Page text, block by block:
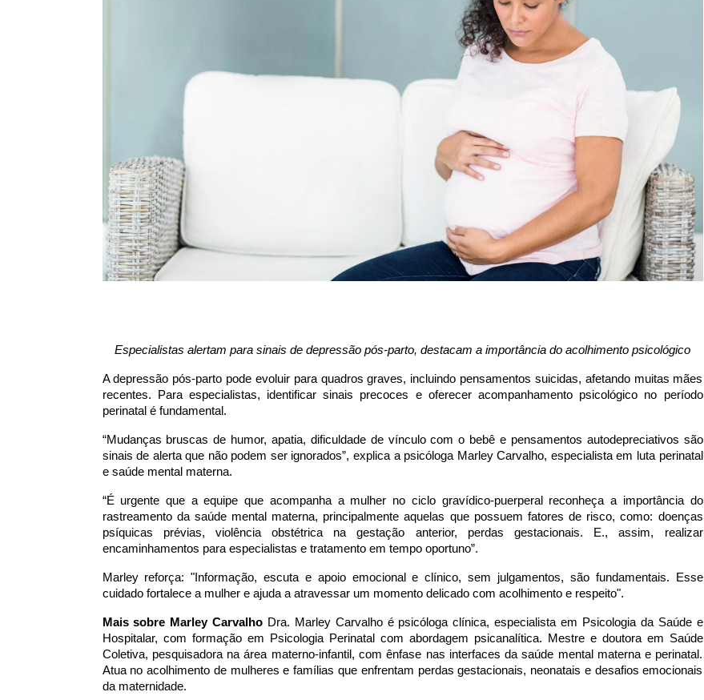
Especialistas alertam para sinais de depressão pós-parto, destacam a importância do acolhimento psicológico
A depressão pós-parto pode evoluir para quadros graves, incluindo pensamentos suicidas, afetando muitas mães
recentes. Para especialistas, identificar sinais precoces e oferecer acompanhamento psicológico no período
perinatal é fundamental.
“Mudanças bruscas de humor, apatia, dificuldade de vínculo com o bebê e pensamentos autodepreciativos são
sinais de alerta que não podem ser ignorados”, explica a psicóloga Marley Carvalho, especialista em luta perinatal
e saúde mental materna.
“É urgente que a equipe que acompanha a mulher no ciclo gravídico-puerperal reconheça a importância do
rastreamento da saúde mental materna, principalmente aquelas que possuem fatores de risco, como: doenças
psíquicas prévias, violência obstétrica na gestação anterior, perdas gestacionais. E., assim, realizar
encaminhamentos para especialistas e tratamento em tempo oportuno”.
Marley reforça: "Informação, escuta e apoio emocional e clínico, sem julgamentos, são fundamentais. Esse
cuidado fortalece a mulher e ajuda a atravessar um momento delicado com acolhimento e respeito".
Mais sobre Marley Carvalho Dra. Marley Carvalho é psicóloga clínica, especialista em Psicologia da Saúde e
Hospitalar, com formação em Psicologia Perinatal com abordagem psicanalítica. Mestre e doutora em Saúde
Coletiva, pesquisadora na área materno-infantil, com ênfase nas interfaces da saúde mental materna e perinatal.
Atua no acolhimento de mulheres e famílias que enfrentam perdas gestacionais, neonatais e desafios emocionais
da maternidade.